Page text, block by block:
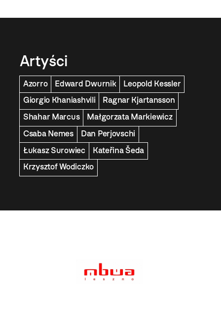
Artyści
Azorro Edward Dwurnik
Leopold Kessler
Giorgio Khaniashvili
Ragnar Kjartansson
Shahar Marcus
Małgorzata Markiewicz
Csaba Nemes
Dan Perjovschi
Łukasz Surowiec
Kateřina Šeda
Krzysztof Wodiczko